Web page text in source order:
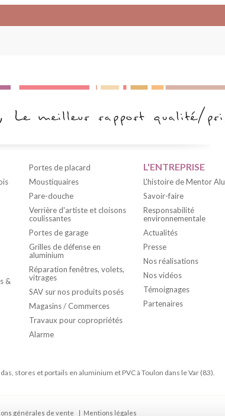
&
Portes de placard
Moustiquaires
Pare-douche
Verrière d'artiste et cloisons
coulissantes
Portes de garage
Grilles de défense en
aluminium
Réparation fenêtres, volets,
vitrages
SAV sur nos produits posés
Magasins / Commerces
Travaux pour copropriétés
Alarme
L'ENTREPRISE
L'histoire de Mentor Alu
Savoir-faire
Responsabilité
environnementale
Actualités
Presse
Nos réalisations
Nos vidéos
Témoignages
Partenaires
stores et portails en aluminium et PVC à Toulon dans le Var (83).
générales de vente Mentions légales